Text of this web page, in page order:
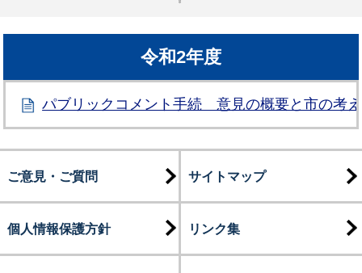
令和2年度
パブリックコメント手続 意見の概要と市の考
ご意見・ご質問 サイトマップ
個人情報保護方針 リンク集